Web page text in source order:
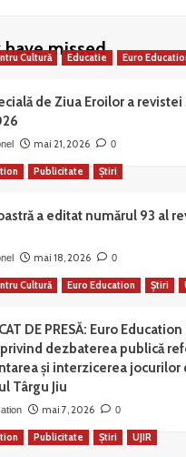
have missed
Cultură Educatie Euro
de Ziua Eroilor a revistei
mai 21, 2026 0
Publicitate Știri
a editat numărul 93 al
mai 18, 2026 0
Cultură Euro Education Știri
DE PRESĂ: Euro
dezbaterea publică
și interzicerea jocurilor
Târgu Jiu
mai 7, 2026 0
Publicitate Știri UJIR